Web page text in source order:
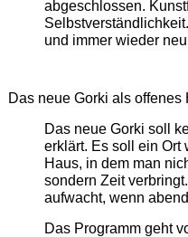
abgeschlossen.
und immer wieder
Das neue Gorki als offenes
Das neue Gorki soll
erklärt. Es soll ein Ort
Haus, in dem man
sondern Zeit
aufwacht, wenn
Das Programm geht